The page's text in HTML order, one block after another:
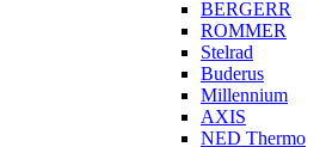
BERGERR
ROMMER
Stelrad
Buderus
Millennium
AXIS
NED Thermo